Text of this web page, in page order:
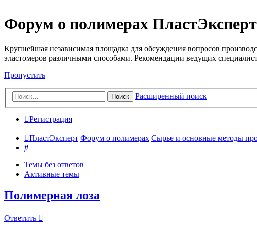
Форум о полимерах ПластЭксперт
Крупнейшая независимая площадка для обсуждения вопросов
эластомеров различными способами. Рекомендации ведущих
Пропустить
Поиск Расширенный поиск
Регистрация
ПластЭксперт Форум о полимерах Сырье и основные методы
Поиск
Темы без ответов
Активные темы
Полимерная лоза
Ответить